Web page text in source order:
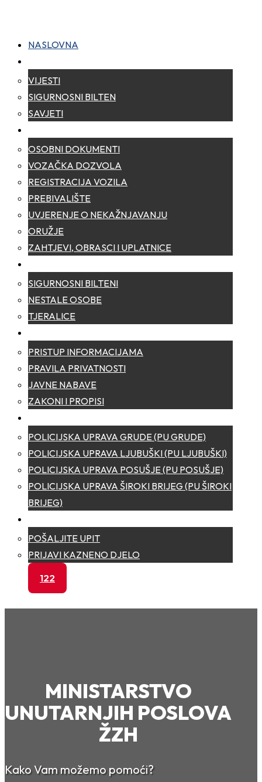
NASLOVNA
VIJESTI
SIGURNOSNI BILTEN
SAVJETI
OSOBNI DOKUMENTI
VOZAČKA DOZVOLA
REGISTRACIJA VOZILA
PREBIVALIŠTE
UVJERENJE O NEKAŽNJAVANJU
ORUŽJE
ZAHTJEVI, OBRASCI I UPLATNICE
SIGURNOSNI BILTENI
NESTALE OSOBE
TJERALICE
PRISTUP INFORMACIJAMA
PRAVILA PRIVATNOSTI
JAVNE NABAVE
ZAKONI I PROPISI
POLICIJSKA UPRAVA GRUDE (PU GRUDE)
POLICIJSKA UPRAVA LJUBUŠKI (PU LJUBUŠKI)
POLICIJSKA UPRAVA POSUŠJE (PU POSUŠJE)
POLICIJSKA UPRAVA ŠIROKI BRIJEG (PU ŠIROKI
BRIJEG)
POŠALJITE UPIT
PRIJAVI KAZNENO DJELO
122
MINISTARSTVO
UNUTARNJIH POSLOVA
ŽZH
Kako Vam možemo pomoći?